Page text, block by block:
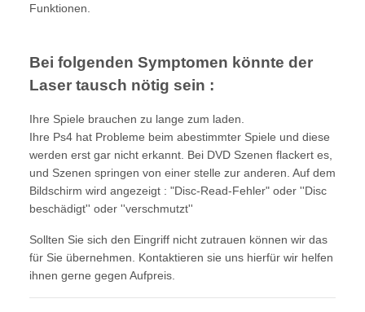
Funktionen.
Bei folgenden Symptomen könnte der
Laser tausch nötig sein :
Ihre Spiele brauchen zu lange zum laden.
Ihre Ps4 hat Probleme beim abestimmter Spiele und diese
werden erst gar nicht erkannt. Bei DVD Szenen flackert es,
und Szenen springen von einer stelle zur anderen. Auf dem
Bildschirm wird angezeigt : "Disc-Read-Fehler" oder ''Disc
beschädigt'' oder ''verschmutzt''
Sollten Sie sich den Eingriff nicht zutrauen können wir das
für Sie übernehmen. Kontaktieren sie uns hierfür wir helfen
ihnen gerne gegen Aufpreis.